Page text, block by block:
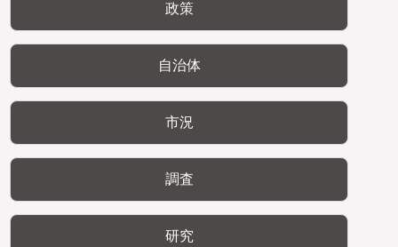
政策
自治体
市況
調査
研究